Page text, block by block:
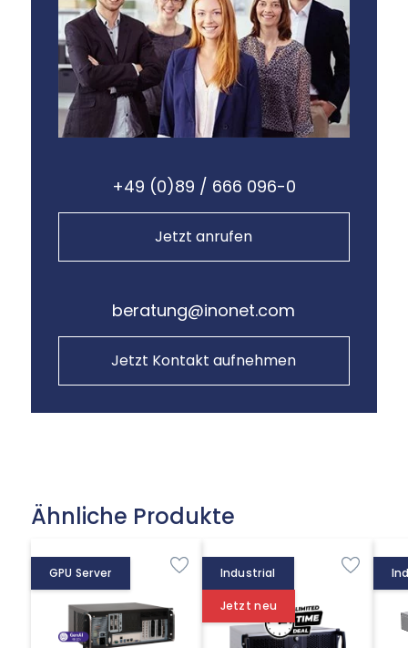
+49 (0)89 / 666 096-0
Jetzt anrufen
beratung@inonet.com
Jetzt Kontakt aufnehmen
Ähnliche Produkte
GPU Server Industrial
Jetzt neu